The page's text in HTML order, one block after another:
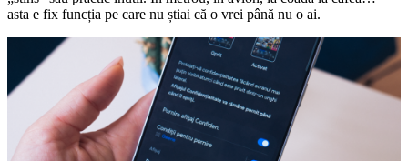
asta e fix funcția pe care nu știai că o vrei până nu o ai.